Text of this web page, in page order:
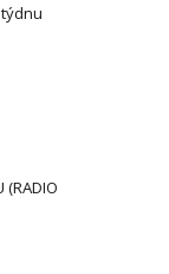
(RADIO